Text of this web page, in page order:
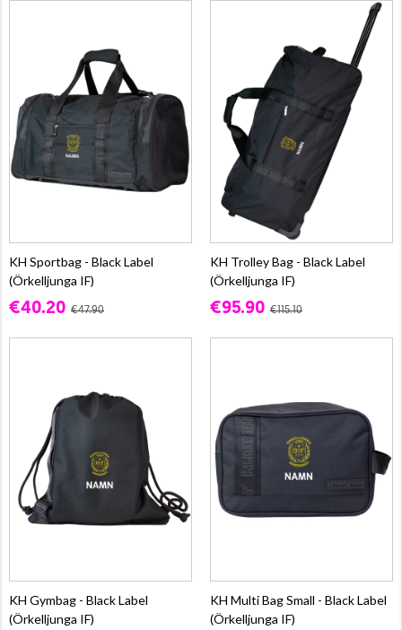
KH Sportbag - Black Label
(Örkelljunga IF)
€40.20 €47.90
KH Trolley Bag - Black Label
(Örkelljunga IF)
€95.90 €115.10
KH Gymbag - Black Label
(Örkelljunga IF)
KH Multi Bag Small - Black Label
(Örkelljunga IF)